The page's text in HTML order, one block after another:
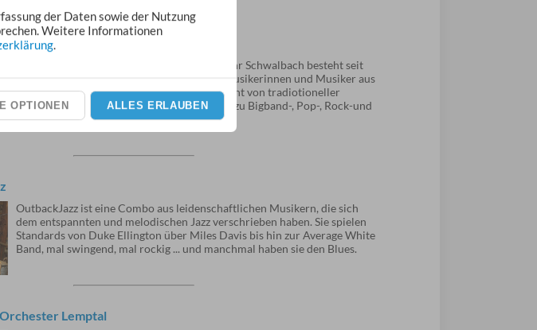
Schwalbach
Das Blasorchester der Freiwilligen Feuerwehr Schwalbach besteht seit
über 50 Jahren und vereint heute rund 40 Musikerinnen und Musiker aus
Schwalbach. Sein vielseitiges Repertoire reicht von tradiotioneller
Blasmusik und konzertanten Werken bis hin zu Bigband-, Pop-, Rock-und
Musical-Arrangements.
OutbackJazz ist eine Combo aus leidenschaftlichen Musikern, die sich
dem entspannten und melodischen Jazz verschrieben haben. Sie spielen
Standards von Duke Ellington über Miles Davis bis hin zur Average White
Band, mal swingend, mal rockig ... und manchmal haben sie den Blues.
Lemptal
der Daten sowie der Nutzung
Weitere Informationen
.
OPTIONEN ALLES ERLAUBEN